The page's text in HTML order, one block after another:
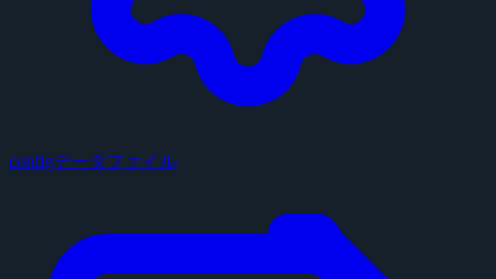
configデータファイル